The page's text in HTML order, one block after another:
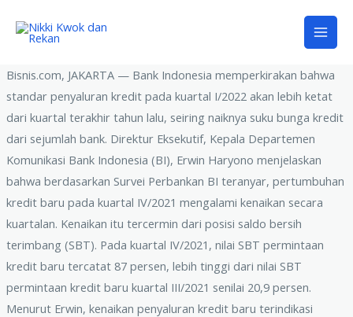
Bisnis.com, JAKARTA — Bank Indonesia memperkirakan bahwa
standar penyaluran kredit pada kuartal I/2022 akan lebih ketat
dari kuartal terakhir tahun lalu, seiring naiknya suku bunga kredit
dari sejumlah bank. Direktur Eksekutif, Kepala Departemen
Komunikasi Bank Indonesia (BI), Erwin Haryono menjelaskan
bahwa berdasarkan Survei Perbankan BI teranyar, pertumbuhan
kredit baru pada kuartal IV/2021 mengalami kenaikan secara
kuartalan. Kenaikan itu tercermin dari posisi saldo bersih
terimbang (SBT). Pada kuartal IV/2021, nilai SBT permintaan
kredit baru tercatat 87 persen, lebih tinggi dari nilai SBT
permintaan kredit baru kuartal III/2021 senilai 20,9 persen.
Menurut Erwin, kenaikan penyaluran kredit baru terindikasi